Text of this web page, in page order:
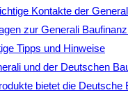
Kontakte der
zur Generali
Tipps und Hinweise
und der Deutschen
bietet die